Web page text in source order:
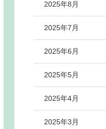
2025年8月
2025年7月
2025年6月
2025年5月
2025年4月
2025年3月